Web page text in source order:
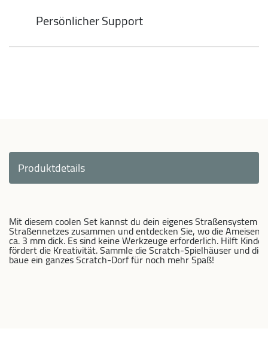
Persönlicher Support
Produktdetails
Mit diesem coolen Set kannst du dein eigenes Straßensystem
Straßennetzes zusammen und entdecken Sie, wo die
ca. 3 mm dick. Es sind keine Werkzeuge erforderlich. Hilft
fördert die Kreativität. Sammle die Scratch-Spielhäuser und
baue ein ganzes Scratch-Dorf für noch mehr Spaß!